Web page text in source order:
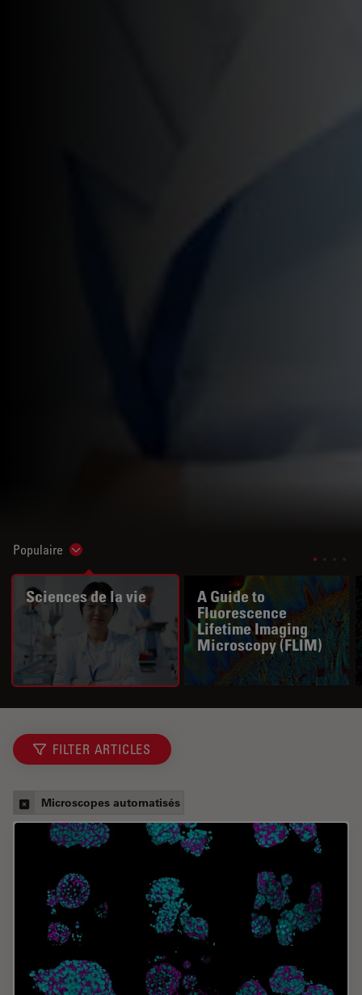
Populaire Show subnavigation
Sciences de la vie
A Guide to
Fluorescence
Lifetime Imaging
Microscopy (FLIM)
FILTER ARTICLES
Microscopes automatisés